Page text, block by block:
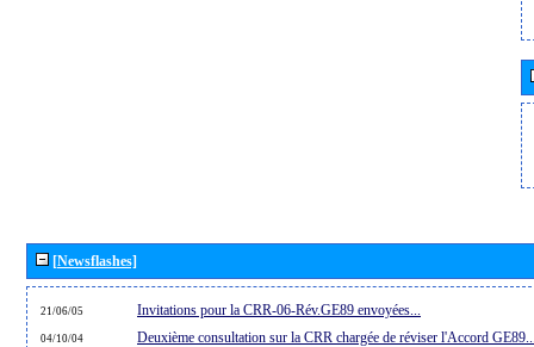
[Newsflashes]
21/06/05 Invitations pour la CRR-06-Rév.GE89 envoyées...
04/10/04 Deuxième consultation sur la CRR chargée de réviser l'Accord